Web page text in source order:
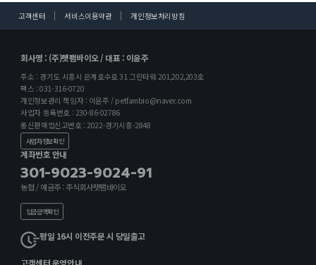
고객센터 서비스이용약관 개인정보처리방침
회사명 : (주)펫팸바이오 / 대표 : 이윤주
주소 : 경기도 시흥시 은계호수로 31 그린타워 201,202,203호
팩스 : 031-316-0720
개인정보관리 책임자 : 이윤주 / petfambio@naver.com
사업자 등록번호 : 230-86-02786
통신판매업신고번호 : 2022-경기시흥-2848
사업자정보확인
계좌번호 안내
301-9023-9024-91
농협 / 예금주 : 주식회사펫팸바이오
입금금액확인
평일 16시 이전주문 시 당일출고
고객센터 운영안내